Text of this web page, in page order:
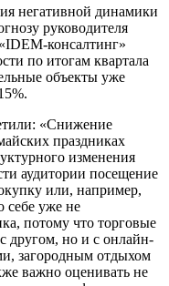
негативной динамики
руководителя
консалтинг»
по итогам квартала
объекты уже
«Снижение
праздниках
изменения
аудитории посещение
или, например,
уже не
потому что торговые
другом, но и с онлайн-
загородным отдыхом
важно оценивать не